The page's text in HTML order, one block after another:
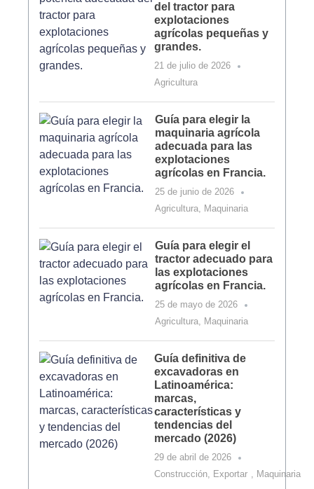
del tractor para
explotaciones
agrícolas pequeñas y
grandes.
21 de julio de 2026
Agricultura
Guía para elegir la
maquinaria agrícola
adecuada para las
explotaciones
agrícolas en Francia.
25 de junio de 2026
Agricultura, Maquinaria
Guía para elegir el
tractor adecuado para
las explotaciones
agrícolas en Francia.
25 de mayo de 2026
Agricultura, Maquinaria
Guía definitiva de
excavadoras en
Latinoamérica:
marcas,
características y
tendencias del
mercado (2026)
29 de abril de 2026
Construcción, Exportar , Maquinaria